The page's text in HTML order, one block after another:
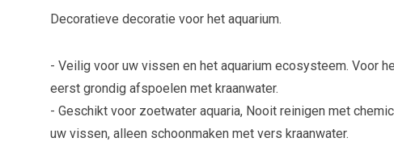
Decoratieve decoratie voor het aquarium.
- Veilig voor uw vissen en het aquarium ecosysteem. Voor
eerst grondig afspoelen met kraanwater.
- Geschikt voor zoetwater­ aquaria, Nooit reinigen met
uw vissen, alleen schoonmaken met vers kraanwater.